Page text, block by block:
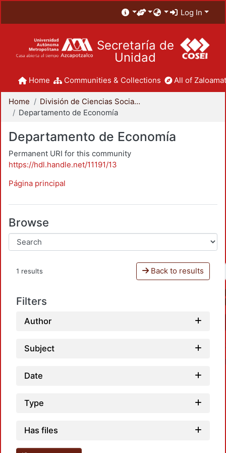
Log In
Secretaría de
Unidad
Home Communities & Collections All of
Home
División de Ciencias Sociales y Humanidades
Departamento de Economía
Departamento de Economía
Permanent URI for this community
https://hdl.handle.net/11191/13
Página principal
Browse
1 results Back to results
Filters
Author
Subject
Date
Type
Has files